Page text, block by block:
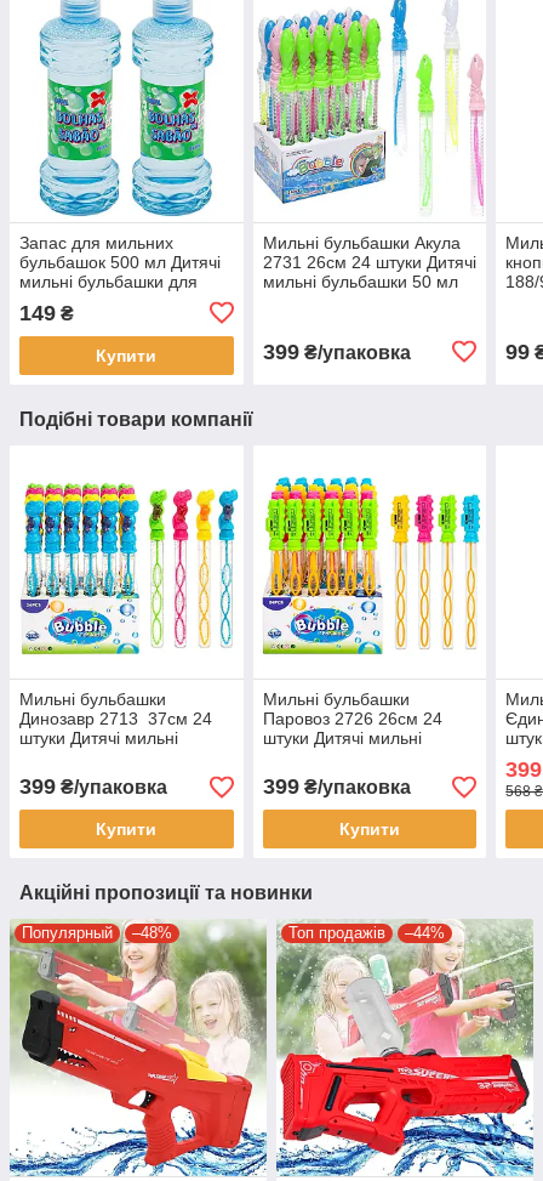
Запас для мильних
бульбашок 500 мл Дитячі
мильні бульбашки для
149 ₴
Купити
Мильні бульбашки Акула
2731 26см 24 штуки Дитячі
мильні бульбашки 50 мл
399₴/упаковка 99
Подібні товари компанії
Мильні бульбашки
Динозавр 2713 37см 24
штуки Дитячі мильні
399 ₴/упаковка
Купити
Мильні бульбашки
Паровоз 2726 26см 24
штуки Дитячі мильні
399₴/упаковка
Купити
399
568
Акційні пропозиції та новинки
Популярный –48% Топ продажів –44%